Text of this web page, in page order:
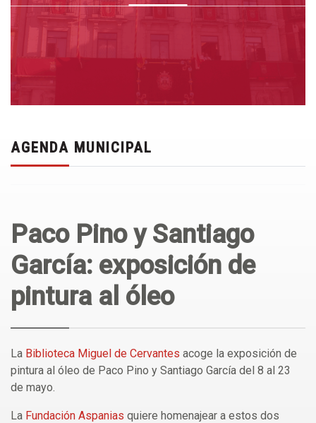
AGENDA MUNICIPAL
Paco Pino y Santiago
García: exposición de
pintura al óleo
La Biblioteca Miguel de Cervantes acoge la exposición de
pintura al óleo de Paco Pino y Santiago García del 8 al 23
de mayo.
La Fundación Aspanias quiere homenajear a estos dos